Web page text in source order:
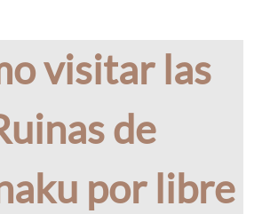
visitar las
de
por libre